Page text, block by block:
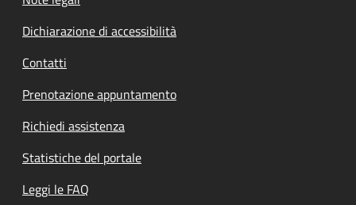
Dichiarazione di accessibilità
Contatti
Prenotazione appuntamento
Richiedi assistenza
Statistiche del portale
Leggi le FAQ